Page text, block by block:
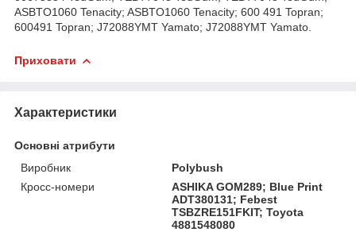
ASBTO1060 Tenacity; ASBTO1060 Tenacity; 600 491 Topran;
600491 Topran; J72088YMT Yamato; J72088YMT Yamato.
Приховати
Характеристики
Основні атрибути
Виробник
Polybush
Кросс-номери
ASHIKA GOM289; Blue Print
ADT380131; Febest
TSBZRE151FKIT; Toyota
4881548080